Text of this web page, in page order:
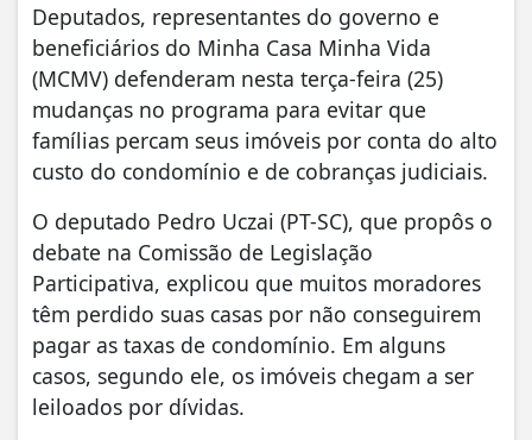
Deputados, representantes do governo e
beneficiários do Minha Casa Minha Vida
(MCMV) defenderam nesta terça-feira (25)
mudanças no programa para evitar que
famílias percam seus imóveis por conta do alto
custo do condomínio e de cobranças judiciais.
O deputado Pedro Uczai (PT-SC), que propôs o
debate na Comissão de Legislação
Participativa, explicou que muitos moradores
têm perdido suas casas por não conseguirem
pagar as taxas de condomínio. Em alguns
casos, segundo ele, os imóveis chegam a ser
leiloados por dívidas.